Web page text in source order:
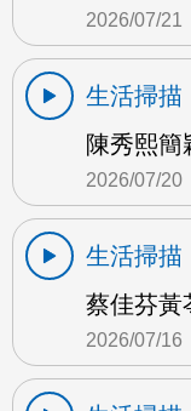
2026/07/21
生活掃描
陳秀熙
2026/07/20
生活掃描
蔡佳芬黃
2026/07/16